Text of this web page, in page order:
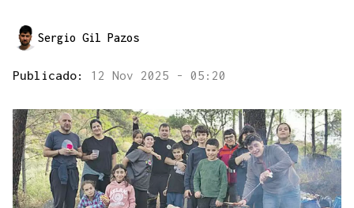
Sergio Gil Pazos
Publicado: 12 Nov 2025 - 05:20